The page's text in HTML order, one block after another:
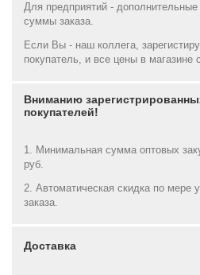
Для предприятий - дополнительные
суммы заказа.
Если Вы - наш коллега,
покупатель, и все цены в магазине
Вниманию
покупателей!
1. Минимальная сумма оптовых
руб.
2. Автоматическая скидка по
заказа.
Доставка